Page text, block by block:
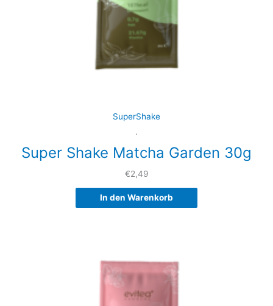
SuperShake
.
Super Shake Matcha Garden 30g
€2,49
In den Warenkorb